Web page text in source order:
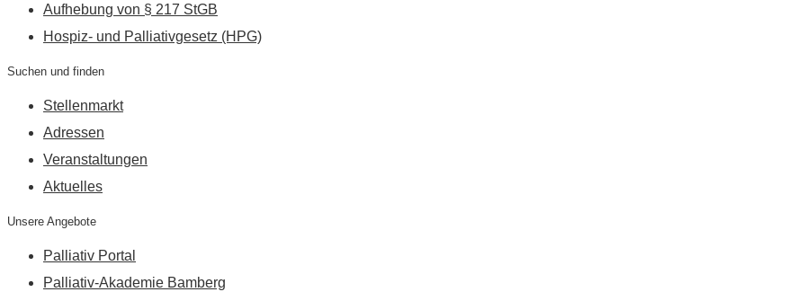
Aufhebung von § 217 StGB
Hospiz- und Palliativgesetz (HPG)
Suchen und finden
Stellenmarkt
Adressen
Veranstaltungen
Aktuelles
Unsere Angebote
Palliativ Portal
Palliativ-Akademie Bamberg